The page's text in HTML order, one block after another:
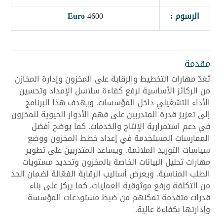
الرسوم :
4600
Euro
مقدمة
تُعَدّ مهارات التخطيط والرقابة على المخزون وإدارة المخازن
من الركائز الأساسية لرفع كفاءة سلاسل الإمداد وتحسين
الأداء التشغيلي داخل المؤسسات. ويهدف هذا البرنامج
إلى تعزيز قدرة المتدربين على فهم الأدوار الحيوية للمخزون
في دعم استمرارية الإنتاج والخدمات. كما يوضح أفضل
الممارسات المستخدمة في إعداد خطط المخزون ووضع
سياسات التوريد الملائمة. ويساعد المتدربين على تطوير
مهارات تحليل البيانات الخاصة بالمخزون وتحديد مستويات
الطلب المناسبة. ويعرض أساليب الرقابة الفعّالة لضمان الحد
من التكلفة ورفع موثوقية العمليات. كما يركز على بناء
قدرات متقدمة تمكنهم من ضبط مستودعات المؤسسة
وإدارتها بكفاءة عالية.